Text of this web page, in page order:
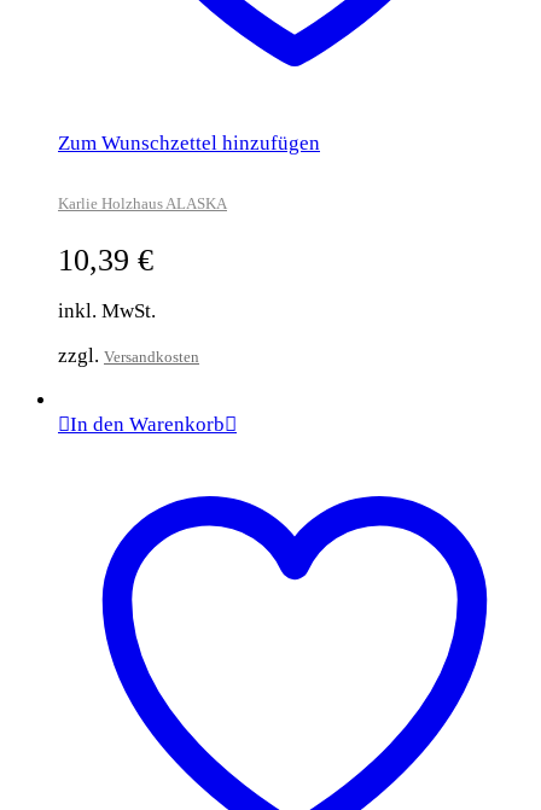
Zum Wunschzettel hinzufügen
Karlie Holzhaus ALASKA
10,39 €
inkl. MwSt.
zzgl. Versandkosten
In den Warenkorb